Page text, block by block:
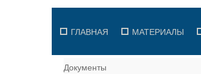
ГЛАВНАЯ МАТЕРИАЛЫ
Документы